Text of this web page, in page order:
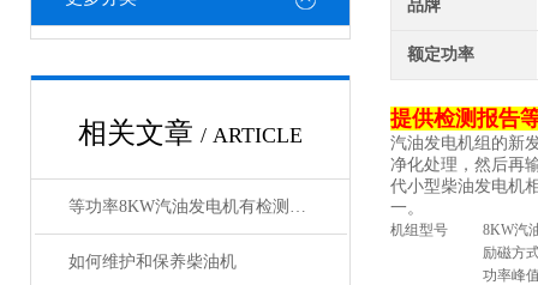
相关文章 / ARTICLE
等功率8KW汽油发电机有检测报告质量好
如何维护和保养柴油机
品牌
额定功率
提供检测报告
汽油发电机组的新
净化处理，然后再
代小型柴油发电机
一。
机组型号 8KW汽
励磁方
功率峰